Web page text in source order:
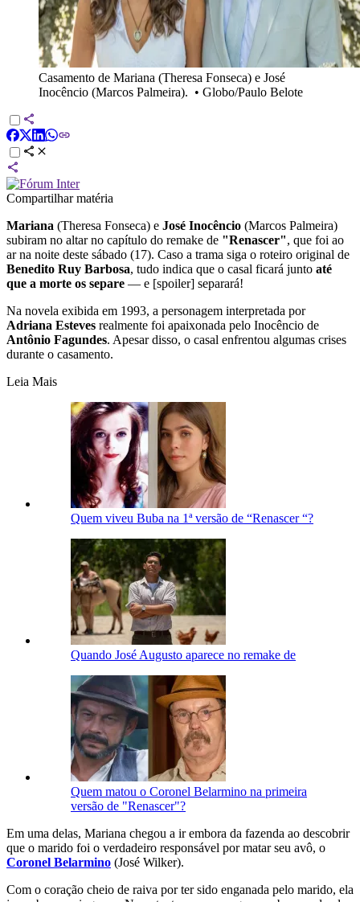
Casamento de Mariana (Theresa Fonseca) e José
Inocêncio (Marcos Palmeira). • Globo/Paulo Belote
Compartilhar matéria
Mariana (Theresa Fonseca) e José Inocêncio (Marcos Palmeira)
subiram no altar no capítulo do remake de "Renascer", que foi ao
ar na noite deste sábado (17). Caso a trama siga o roteiro original de
Benedito Ruy Barbosa, tudo indica que o casal ficará junto até
que a morte os separe — e [spoiler] separará!
Na novela exibida em 1993, a personagem interpretada por
Adriana Esteves realmente foi apaixonada pelo Inocêncio de
Antônio Fagundes. Apesar disso, o casal enfrentou algumas crises
durante o casamento.
Leia Mais
Quem viveu Buba na 1ª versão de “Renascer “?
Quando José Augusto aparece no remake de
Quem matou o Coronel Belarmino na primeira
versão de "Renascer"?
Em uma delas, Mariana chegou a ir embora da fazenda ao descobrir
que o marido foi o verdadeiro responsável por matar seu avô, o
Coronel Belarmino (José Wilker).
Com o coração cheio de raiva por ter sido enganada pelo marido, ela